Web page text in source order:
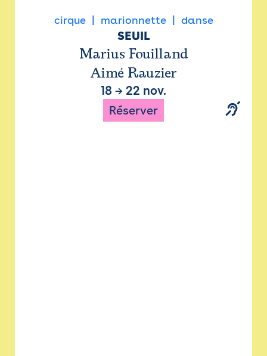
cirque marionnette danse
SEUIL
Marius Fouilland
Aimé Rauzier
18 → 22 nov.
Réserver